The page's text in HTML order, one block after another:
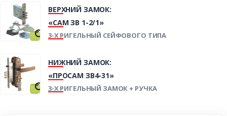
ВЕРХНИЙ ЗАМОК:
«САМ ЗВ 1-2/1»
3-Х РИГЕЛЬНЫЙ СЕЙФОВОГО ТИПА
НИЖНИЙ ЗАМОК:
«ПРОСАМ ЗВ4-31»
3-Х РИГЕЛЬНЫЙ ЗАМОК + РУЧКА